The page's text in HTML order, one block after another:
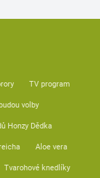
TV program
volby
Honzy Dědka
Aloe vera
Tvarohové knedlíky